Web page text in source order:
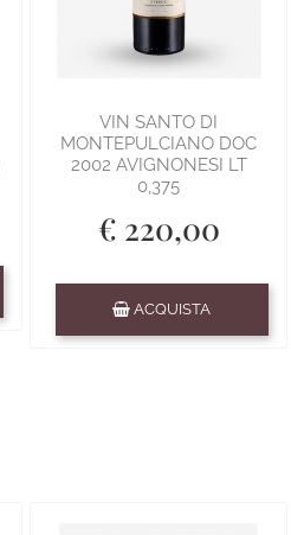
VIN SANTO DI
MONTEPULCIANO DOC
2002 AVIGNONESI LT
0,375
€ 220,00
ACQUISTA